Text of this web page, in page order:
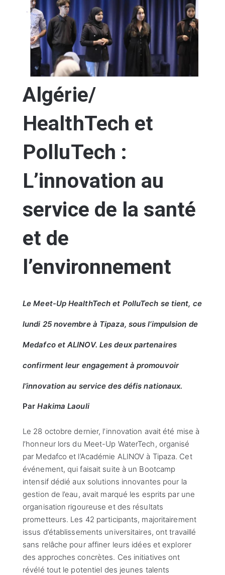
Algérie/
HealthTech et
PolluTech :
L’innovation au
service de la santé
et de
l’environnement
Le Meet-Up HealthTech et PolluTech se tient, ce
lundi 25 novembre à Tipaza, sous l’impulsion de
Medafco et ALINOV. Les deux partenaires
confirment leur engagement à promouvoir
l’innovation au service des défis nationaux.
ParHakima Laouli
Le 28 octobre dernier, l’innovation avait été mise à
l’honneur lors du Meet-Up WaterTech, organisé
par Medafco et l’Académie ALINOV à Tipaza. Cet
événement, qui faisait suite à un Bootcamp
intensif dédié aux solutions innovantes pour la
gestion de l’eau, avait marqué les esprits par une
organisation rigoureuse et des résultats
prometteurs. Les 42 participants, majoritairement
issus d’établissements universitaires, ont travaillé
sans relâche pour affiner leurs idées et explorer
des approches concrètes. Ces initiatives ont
révélé tout le potentiel des jeunes talents